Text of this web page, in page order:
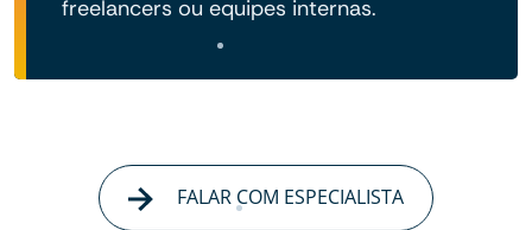
freelancers ou equipes internas.
FALAR COM ESPECIALISTA